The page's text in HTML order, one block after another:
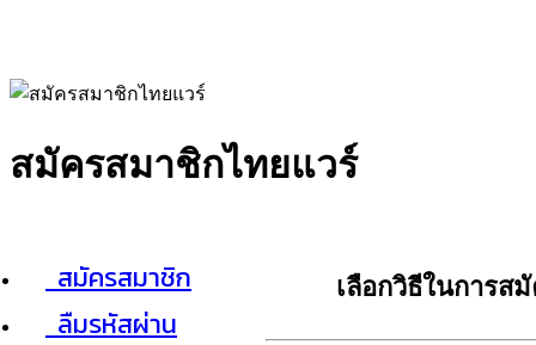
สมัครสมาชิกไทยแวร์
สมัครสมาชิก
ลืมรหัสผ่าน
เลือกวิธีในการส